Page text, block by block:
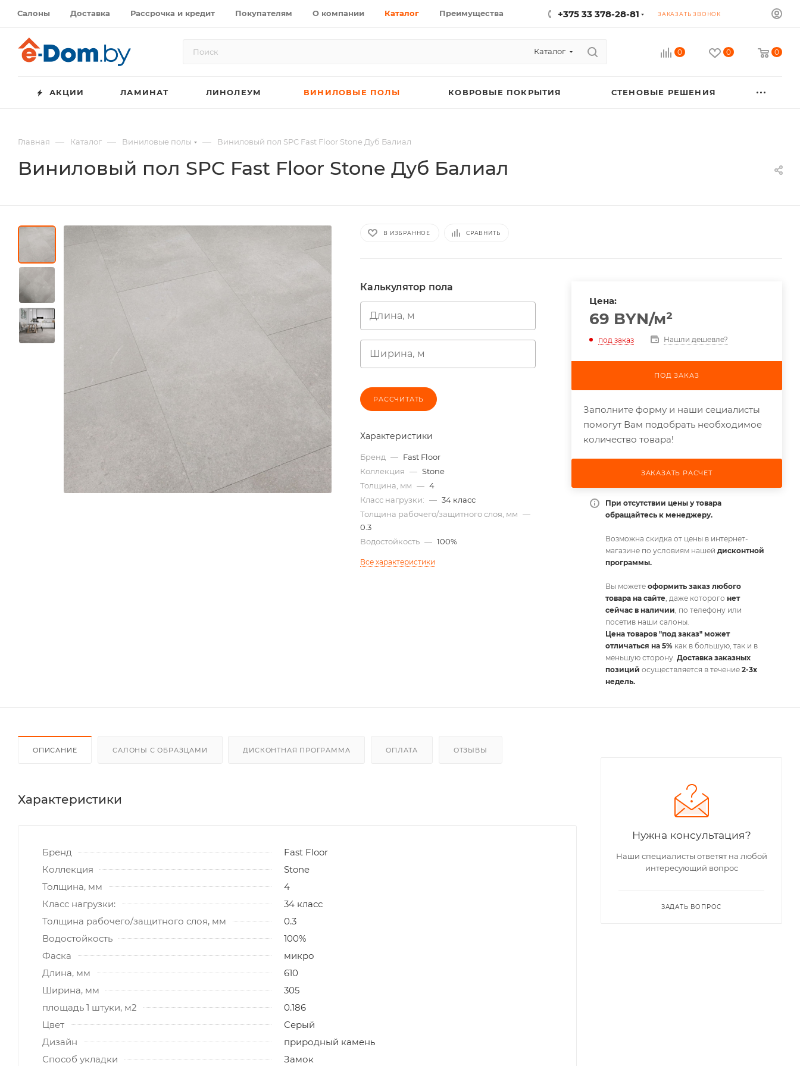
Салоны Доставка Рассрочка и кредит Покупателям О компании Каталог Преимущества +375 33 378-28-81 ЗАКАЗАТЬ ЗВОНОК
Каталог 0 0 0
АКЦИИ ЛАМИНАТ ЛИНОЛЕУМ ВИНИЛОВЫЕ ПОЛЫ КОВРОВЫЕ ПОКРЫТИЯ СТЕНОВЫЕ РЕШЕНИЯ
Главная — Каталог — Виниловые полы — Виниловый пол SPC Fast Floor Stone Дуб Балиал
Виниловый пол SPC Fast Floor Stone Дуб Балиал
В ИЗБРАННОЕ СРАВНИТЬ
Калькулятор пола
Длина, м
Ширина, м
РАССЧИТАТЬ
Характеристики
Бренд — Fast Floor
Коллекция — Stone
Толщина, мм — 4
Класс нагрузки: — 34 класс
Толщина рабочего/защитного слоя, мм —
0.3
Водостойкость — 100%
Все характеристики
Цена:
69 BYN/м²
под заказ Нашли дешевле?
ПОД ЗАКАЗ
Заполните форму и наши сециалисты
помогут Вам подобрать необходимое
количество товара!
ЗАКАЗАТЬ РАСЧЕТ
При отсутствии цены у товара
обращайтесь к менеджеру.
Возможна скидка от цены в интернет-
магазине по условиям нашей дисконтной
программы.
Вы можете оформить заказ любого
товара на сайте, даже которого нет
сейчас в наличии, по телефону или
посетив наши салоны.
Цена товаров "под заказ" может
отличаться на 5%как в большую, так и в
меньшую сторону. Доставка заказных
позиций осуществляется в течение 2-3х
недель.
ОПИСАНИЕ САЛОНЫ С ОБРАЗЦАМИ ДИСКОНТНАЯ ПРОГРАММА ОПЛАТА ОТЗЫВЫ
Характеристики
Бренд
Fast Floor
Коллекция
Stone
Толщина, мм
4
Класс нагрузки:
34 класс
Толщина рабочего/защитного слоя, мм
0.3
Водостойкость
100%
Фаска
микро
Длина, мм
610
Ширина, мм
305
площадь 1 штуки, м2
0.186
Цвет
Серый
Дизайн
природный камень
Способ укладки
Замок
Нужна консультация?
Наши специалисты ответят на любой
интересующий вопрос
ЗАДАТЬ ВОПРОС